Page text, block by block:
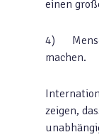
einen
4)
machen.
zeigen,